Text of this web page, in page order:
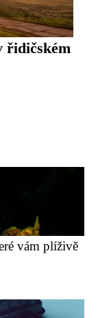
řidičském
vám plíživě